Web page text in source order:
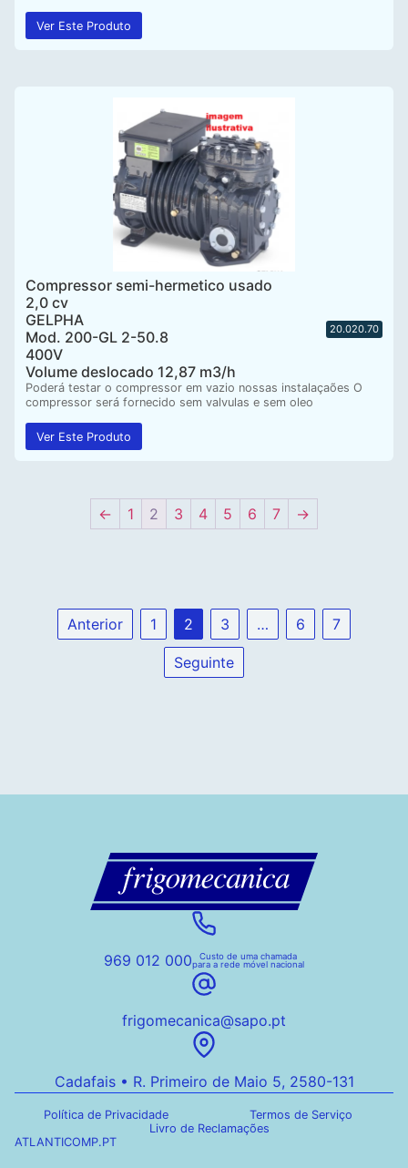
Ver Este Produto
Compressor semi-hermetico usado
2,0 cv
GELPHA
Mod. 200-GL 2-50.8
400V
Volume deslocado 12,87 m3/h
20.020.70
Poderá testar o compressor em vazio nossas instalaçaões O
compressor será fornecido sem valvulas e sem oleo
Ver Este Produto
← 1 2 3 4 5 6 7 →
Anterior 1 2 3 … 6 7
Seguinte
969 012 000
Custo de uma chamada
para a rede móvel nacional
frigomecanica@sapo.pt
Cadafais • R. Primeiro de Maio 5, 2580-131
Política de Privacidade
Termos de Serviço
Livro de Reclamações
ATLANTICOMP.PT